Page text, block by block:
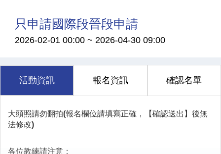
只申請國際段晉段申請
2026-02-01 00:00 ~ 2026-04-30 09:00
活動資訊 報名資訊 確認名單
大頭照請勿翻拍(報名欄位請填寫正確，【確認送出】 後無
法修改)
各位教練請注意：